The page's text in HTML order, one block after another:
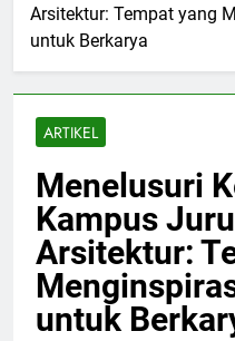
Arsitektur: Tempat yang
untuk Berkarya
ARTIKEL
Menelusuri
Kampus
Arsitektur:
untuk